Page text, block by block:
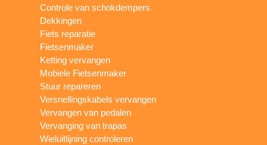
Controle van schokdempers
Dekkingen
Fiets reparatie
Fietsenmaker
Ketting vervangen
Mobiele Fietsenmaker
Stuur repareren
Versnellingskabels vervangen
Vervangen van pedalen
Vervanging van trapas
Wieluitlijning controleren